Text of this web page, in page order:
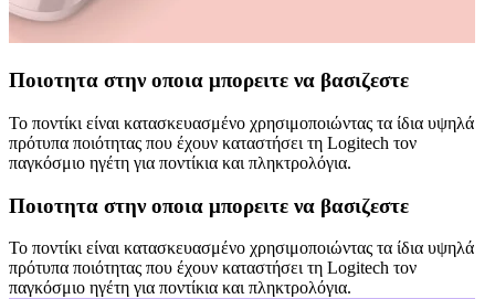
Ποιοτητα στην οποια μπορειτε να βασιζεστε
Το ποντίκι είναι κατασκευασμένο χρησιμοποιώντας τα ίδια υψηλά
πρότυπα ποιότητας που έχουν καταστήσει τη Logitech τον
παγκόσμιο ηγέτη για ποντίκια και πληκτρολόγια.
Ποιοτητα στην οποια μπορειτε να βασιζεστε
Το ποντίκι είναι κατασκευασμένο χρησιμοποιώντας τα ίδια υψηλά
πρότυπα ποιότητας που έχουν καταστήσει τη Logitech τον
παγκόσμιο ηγέτη για ποντίκια και πληκτρολόγια.